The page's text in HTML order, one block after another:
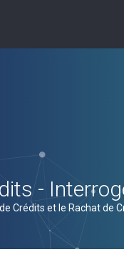
-
Crédits et le Rachat de